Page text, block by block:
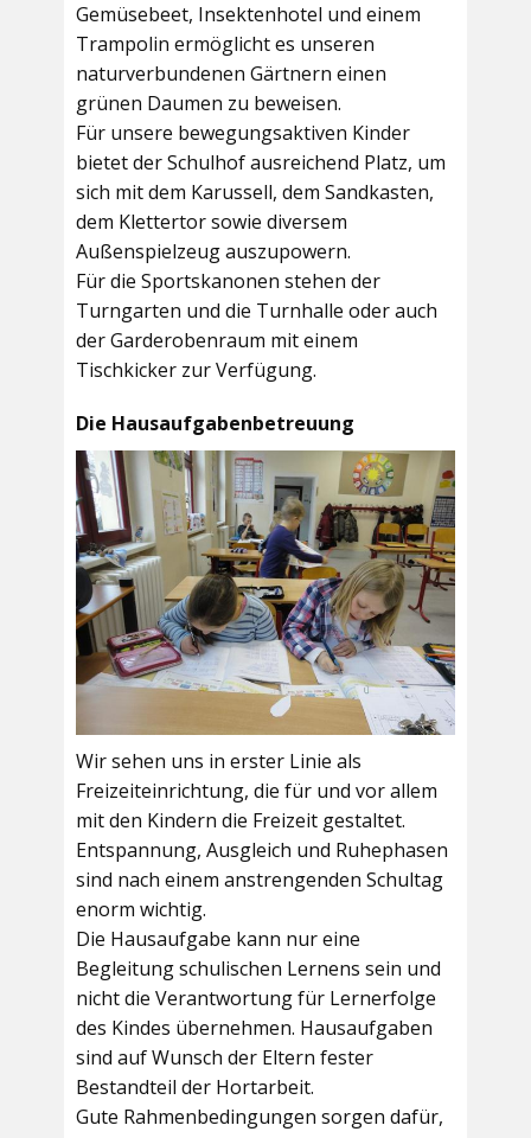
Gemüsebeet, Insektenhotel und einem
Trampolin ermöglicht es unseren
naturverbundenen Gärtnern einen
grünen Daumen zu beweisen.
Für unsere bewegungsaktiven Kinder
bietet derSchulhofausreichend Platz, um
sich mit dem Karussell, dem Sandkasten,
dem Klettertor sowie diversem
Außenspielzeug auszupowern.
Für die Sportskanonen stehen der
Turngarten und die Turnhalle oder auch
derGarderobenraum mit einem
Tischkicker zur Verfügung.
Die Hausaufgabenbetreuung
Wir sehen uns in erster Linie als
Freizeiteinrichtung, die für und vor allem
mit den Kindern die Freizeit gestaltet.
Entspannung, Ausgleich und Ruhephasen
sind nach einem anstrengenden Schultag
enorm wichtig.
Die Hausaufgabe kann nur eine
Begleitung schulischen Lernens sein und
nicht die Verantwortung für Lernerfolge
des Kindes übernehmen. Hausaufgaben
sind auf Wunsch der Eltern fester
Bestandteil der Hortarbeit.
Gute Rahmenbedingungen sorgen dafür,